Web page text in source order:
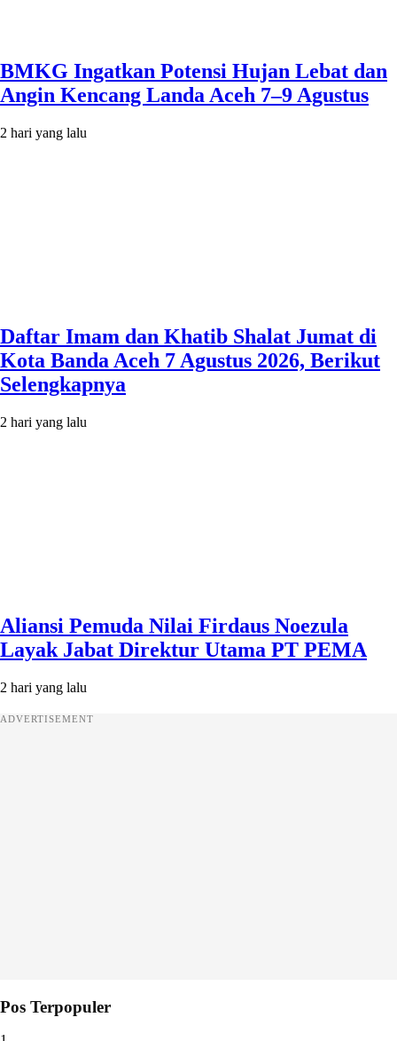
BMKG Ingatkan Potensi Hujan Lebat dan
Angin Kencang Landa Aceh 7–9 Agustus
2 hari yang lalu
Daftar Imam dan Khatib Shalat Jumat di
Kota Banda Aceh 7 Agustus 2026, Berikut
Selengkapnya
2 hari yang lalu
Aliansi Pemuda Nilai Firdaus Noezula
Layak Jabat Direktur Utama PT PEMA
2 hari yang lalu
ADVERTISEMENT
Pos Terpopuler